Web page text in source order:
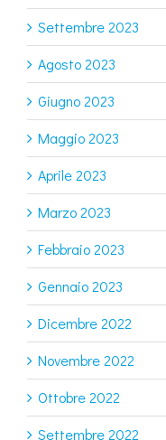
Settembre 2023
Agosto 2023
Giugno 2023
Maggio 2023
Aprile 2023
Marzo 2023
Febbraio 2023
Gennaio 2023
Dicembre 2022
Novembre 2022
Ottobre 2022
Settembre 2022